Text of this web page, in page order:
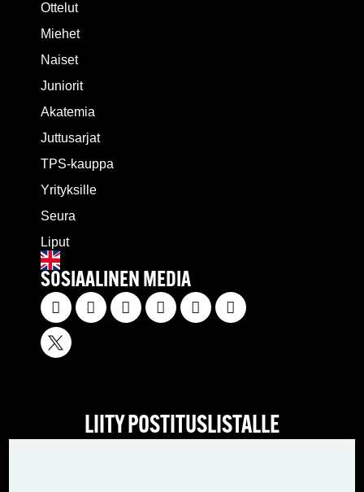
Ottelut
Miehet
Naiset
Juniorit
Akatemia
Juttusarjat
TPS-kauppa
Yrityksille
Seura
Liput
SOSIAALINEN MEDIA
LIITY POSTITUSLISTALLE